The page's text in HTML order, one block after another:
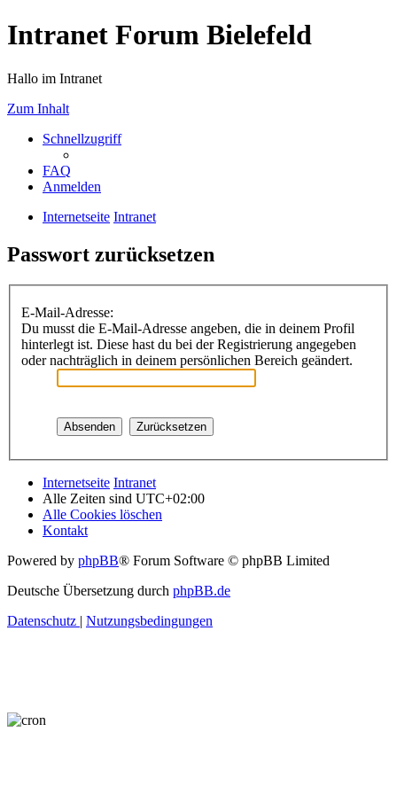
Intranet Forum Bielefeld
Hallo im Intranet
Zum Inhalt
Schnellzugriff
FAQ
Anmelden
Internetseite Intranet
Passwort zurücksetzen
E-Mail-Adresse:
Du musst die E-Mail-Adresse angeben, die in deinem Profil
hinterlegt ist. Diese hast du bei der Registrierung angegeben
oder nachträglich in deinem persönlichen Bereich geändert.
Internetseite Intranet
Alle Zeiten sind UTC+02:00
Alle Cookies löschen
Kontakt
Powered by phpBB® Forum Software © phpBB Limited
Deutsche Übersetzung durch phpBB.de
Datenschutz | Nutzungsbedingungen